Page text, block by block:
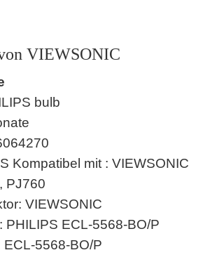
VIEWSONIC
bulb
Kompatibel mit : VIEWSONIC
PJ760
VIEWSONIC
PHILIPS ECL-5568-BO/P
5568-BO/P